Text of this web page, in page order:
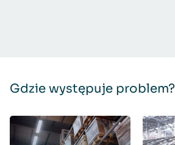
Gdzie występuje problem?